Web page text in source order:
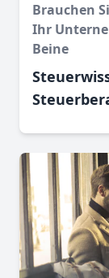
Brauchen
Ihr
Beine